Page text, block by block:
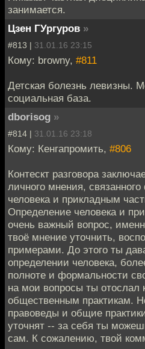
занимается.
Цзен ГУргуров »
#813 | 31.01.16 23:15
Кому: browny, #811
Детская болезнь левизны.
социальная база.
dborisog »
#814 | 31.01.16 23:18
Кому: Кенгапромить, #806
Контескт разговора
личного мнения,
человека и прикладным
Определение человека и
очень важный вопрос,
твоё мнение уточнить,
примерами. До этого ты
определении человека,
полноте и формальности
на мои вопросы ты отослал
общественным практикам.
правоведы и общие
уточнят -- за себя ты
сам. К сожалению, твой